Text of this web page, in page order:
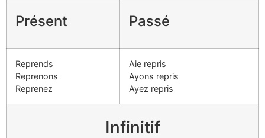
Présent Passé
Reprends
Reprenons
Reprenez
Aie repris
Ayons repris
Ayez repris
Infinitif